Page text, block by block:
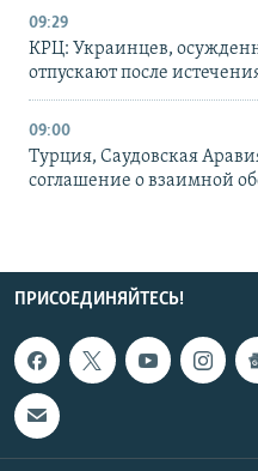
09:29
КРЦ: Украинцев,
отпускают после
09:00
Турция, Саудовская
соглашение о взаимной
ПРИСОЕДИНЯЙТЕСЬ!